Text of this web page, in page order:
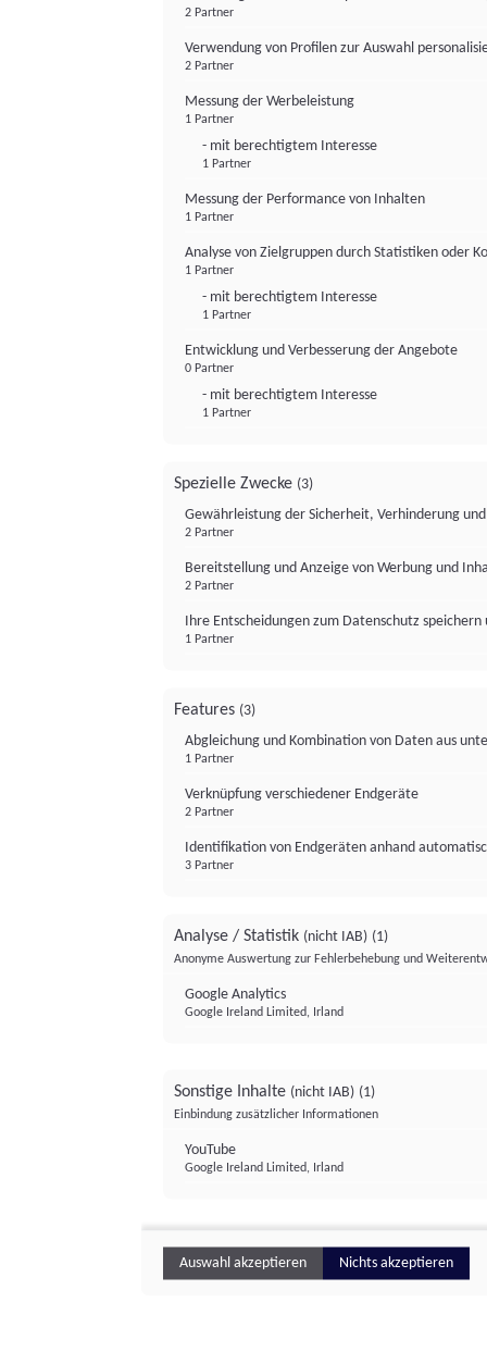
2 Partner
Verwendung von Profilen zur Auswahl
2 Partner
Messung der Werbeleistung
1 Partner
- mit berechtigtem Interesse
1 Partner
Messung der Performance von Inhalten
1 Partner
Analyse von Zielgruppen durch Statistiken oder
1 Partner
- mit berechtigtem Interesse
1 Partner
Entwicklung und Verbesserung der Angebote
0 Partner
- mit berechtigtem Interesse
1 Partner
Spezielle Zwecke (3)
Gewährleistung der Sicherheit, Verhinderung
2 Partner
Bereitstellung und Anzeige von Werbung und
2 Partner
Ihre Entscheidungen zum Datenschutz
1 Partner
Features (3)
Abgleichung und Kombination von Daten aus
1 Partner
Verknüpfung verschiedener Endgeräte
2 Partner
Identifikation von Endgeräten anhand
3 Partner
Analyse / Statistik (nicht IAB) (1)
Anonyme Auswertung zur Fehlerbehebung und
Google Analytics
Google Ireland Limited, Irland
Sonstige Inhalte (nicht IAB) (1)
Einbindung zusätzlicher Informationen
YouTube
Google Ireland Limited, Irland
Auswahl akzeptieren Nichts akzeptieren